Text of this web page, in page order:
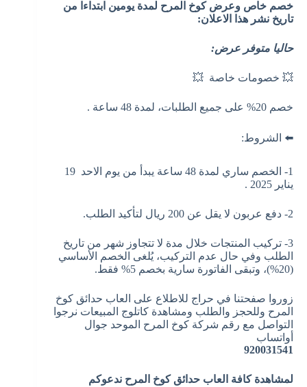
خصم خاص وعرض كوخ المرح لمدة يومين ابتداءا من
تاريخ نشر هذا الاعلان:
حاليا متوفر عرض:
💥 خصومات خاصة 💥
خصم 20% على جميع الطلبات، لمدة 48 ساعة .
⬅️ الشروط:
1- الخصم ساري لمدة 48 ساعة يبدأ من يوم الاحد 19
يناير 2025 .
2- دفع عربون لا يقل عن 200 ريال لتأكيد الطلب.
3- تركيب المنتجات خلال مدة لا تتجاوز شهر من تاريخ
الطلب وفي حال عدم التركيب، يُلغى الخصم الأساسي
(20%)، وتبقى الفاتورة سارية بخصم 5% فقط.
زوروا صفحتنا في حراج للاطلاع على العاب حدائق كوخ
المرح وللحجز والطلب ومشاهدة كاتلوج المبيعات نرجوا
التواصل مع رقم شركة كوخ المرح الموحد جوال
أواتساب
920031541
لمشاهدة كافة العاب حدائق كوخ المرح ندعوكم